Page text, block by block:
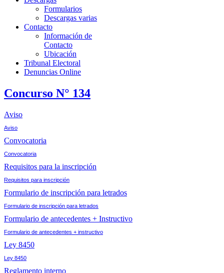
Formularios
Descargas varias
Contacto
Información de
Contacto
Ubicación
Tribunal Electoral
Denuncias Online
Concurso N° 134
Aviso
Aviso
Convocatoria
Convocatoria
Requisitos para la inscripción
Requisitos para inscripción
Formulario de inscripción para letrados
Formulario de inscripción para letrados
Formulario de antecedentes + Instructivo
Formulario de antecedentes + instructivo
Ley 8450
Ley 8450
Reglamento interno